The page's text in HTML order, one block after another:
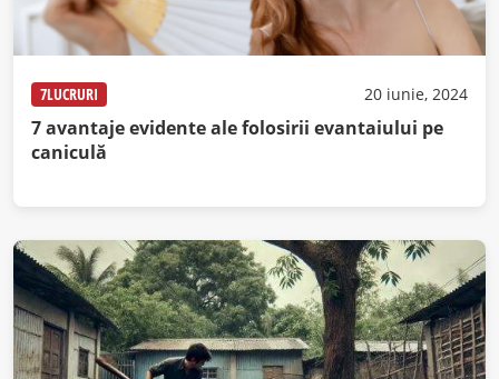
7LUCRURI 20 iunie, 2024
7 avantaje evidente ale folosirii evantaiului pe
caniculă